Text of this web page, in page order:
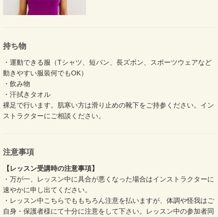
持ち物
・運動できる服（Tシャツ、短パン、長ズボン、スポーツウェアなど
動きやすい服装何でもOK）
・飲み物
・汗拭きタオル
裸足で行います。肌寒い方は滑り止めの靴下をご持参ください。イン
ストラクターにご相談ください。
注意事項
【レッスン受講時の注意事項】
・万が一、レッスン中に具合が悪くなった場合はインストラクターに
速やかに申し出てください。
・レッスン中こちらでももちろん注意を払いますが、体調や怪我はご
自身・保護者様にて十分に注意をして下さい。レッスン中の参加者同